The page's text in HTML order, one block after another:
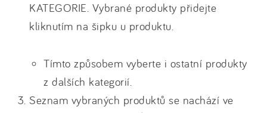
KATEGORIE. Vybrané produkty přidejte
kliknutím na šipku u produktu.
Tímto způsobem vyberte i ostatní produkty
z dalších kategorií.
Seznam vybraných produktů se nachází ve